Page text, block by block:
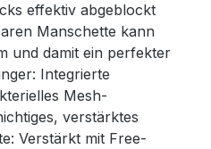
effektiv abgeblockt
Manschette kann
und damit ein perfekter
Integrierte
Mesh-
verstärktes
Verstärkt mit Free-